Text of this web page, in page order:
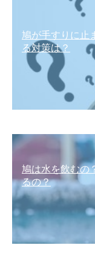
鳩が手すりに止
る対策は？
鳩は水を飲むの
るの？